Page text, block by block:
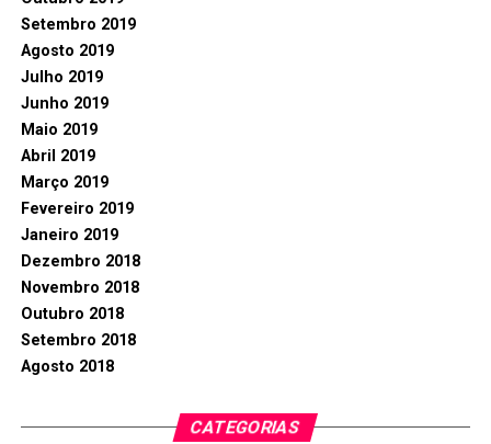
Setembro 2019
Agosto 2019
Julho 2019
Junho 2019
Maio 2019
Abril 2019
Março 2019
Fevereiro 2019
Janeiro 2019
Dezembro 2018
Novembro 2018
Outubro 2018
Setembro 2018
Agosto 2018
CATEGORIAS